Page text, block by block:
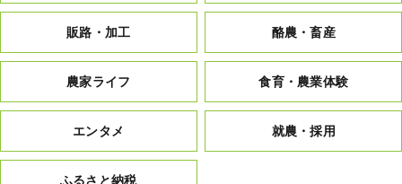
販路・加工 酪農・畜産
農家ライフ 食育・農業体験
エンタメ 就農・採用
ふるさと納税